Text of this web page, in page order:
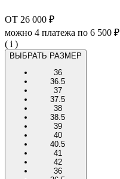
ОТ 26 000 ₽
можно 4 платежа по 6 500 ₽
( i )
ВЫБРАТЬ РАЗМЕР
36
36.5
37
37.5
38
38.5
39
40
40.5
41
42
36